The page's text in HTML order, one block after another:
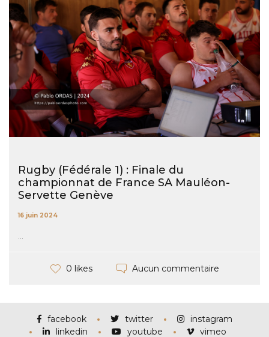
Rugby (Fédérale 1) : Finale du
championnat de France SA Mauléon-
Servette Genève
16 juin 2024
...
0 likes Aucun commentaire
facebook twitter
instagram
linkedin
youtube vimeo